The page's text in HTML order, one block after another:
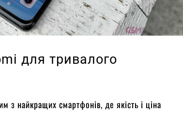
для тривалого
з найкращих смартфонів, де якість і ціна